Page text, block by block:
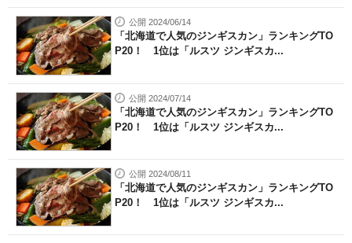
公開 2024/06/14
「北海道で人気のジンギスカン」ランキングTO
P20！ 1位は「ルスツ ジンギスカ...
公開 2024/07/14
「北海道で人気のジンギスカン」ランキングTO
P20！ 1位は「ルスツ ジンギスカ...
公開 2024/08/11
「北海道で人気のジンギスカン」ランキングTO
P20！ 1位は「ルスツ ジンギスカ...